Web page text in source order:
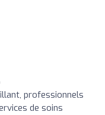
professionnels
de soins